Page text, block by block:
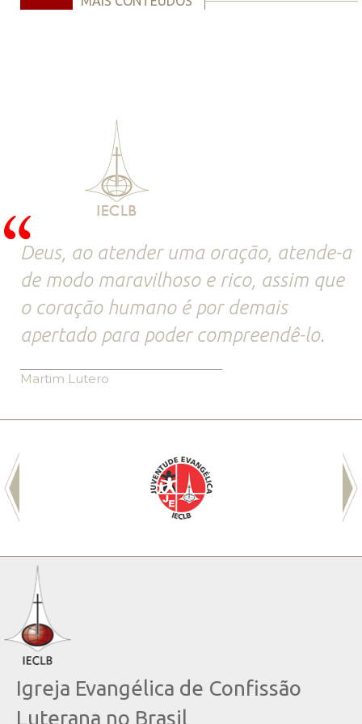
Deus, ao atender uma oração, atende-a
de modo maravilhoso e rico, assim que
o coração humano é por demais
apertado para poder compreendê-lo.
Martim Lutero
Igreja Evangélica de Confissão
Luterana no Brasil